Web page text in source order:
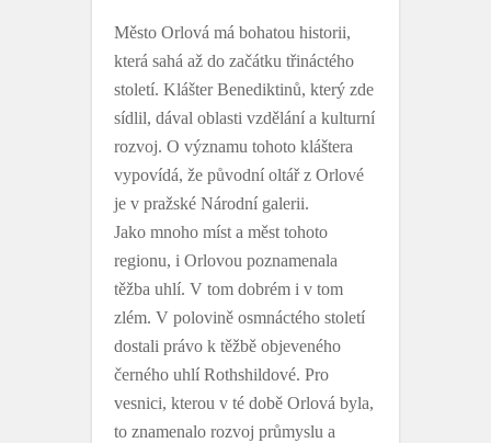
Město Orlová má bohatou historii,
která sahá až do začátku třináctého
století. Klášter Benediktinů, který zde
sídlil, dával oblasti vzdělání a kulturní
rozvoj. O významu tohoto kláštera
vypovídá, že původní oltář z Orlové
je v pražské Národní galerii.
Jako mnoho míst a měst tohoto
regionu, i Orlovou poznamenala
těžba uhlí. V tom dobrém i v tom
zlém. V polovině osmnáctého století
dostali právo k těžbě objeveného
černého uhlí Rothshildové. Pro
vesnici, kterou v té době Orlová byla,
to znamenalo rozvoj průmyslu a